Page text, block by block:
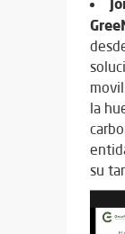
la
su